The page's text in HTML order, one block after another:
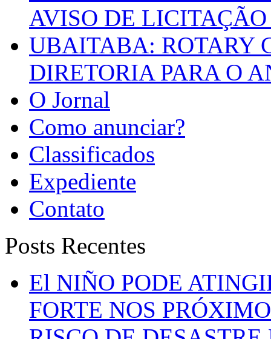
AVISO DE LICITAÇÃO
UBAITABA: ROTARY
DIRETORIA PARA O
O Jornal
Como anunciar?
Classificados
Expediente
Contato
Posts Recentes
El NIÑO PODE
FORTE NOS